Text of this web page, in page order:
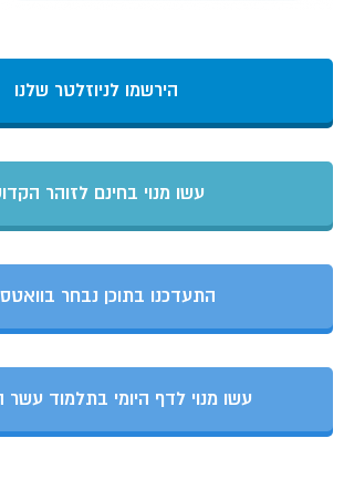
הירשמו לניוזלטר שלנו
עשו מנוי בחינם לזוהר
התעדכנו בתוכן נבחר
עשו מנוי לדף היומי בתלמוד עשר